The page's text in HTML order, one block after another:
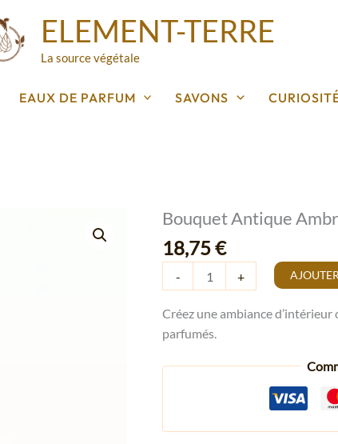
ELEMENT-TERRE
La source végétale
EAUX DE PARFUM SAVONS
Bouquet Antique
18,75€
-
quantité
de
Bouquet
Antique
Précieux
100ml
+
Créez une ambiance
parfumés.